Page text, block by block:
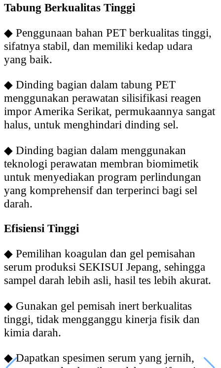
Tabung Berkualitas Tinggi
◆ Penggunaan bahan PET berkualitas tinggi,
sifatnya stabil, dan memiliki kedap udara
yang baik.
◆ Dinding bagian dalam tabung PET
menggunakan perawatan silisifikasi reagen
impor Amerika Serikat, permukaannya sangat
halus, untuk menghindari dinding sel.
◆ Dinding bagian dalam menggunakan
teknologi perawatan membran biomimetik
untuk menyediakan program perlindungan
yang komprehensif dan terperinci bagi sel
darah.
Efisiensi Tinggi
◆ Pemilihan koagulan dan gel pemisahan
serum produksi SEKISUI Jepang, sehingga
sampel darah lebih asli, hasil tes lebih akurat.
◆ Gunakan gel pemisah inert berkualitas
tinggi, tidak mengganggu kinerja fisik dan
kimia darah.
◆Dapatkan spesimen serum yang jernih,